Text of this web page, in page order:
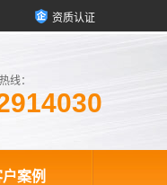
资质认证
线：
案例